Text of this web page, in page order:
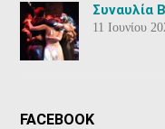
Συναυλία
11 Ιουνίου
FACEBOOK